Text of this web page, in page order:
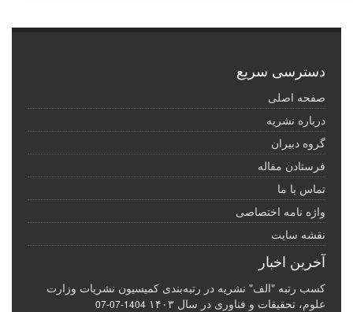
دسترسی سریع
صفحه اصلی
درباره نشریه
گروه دبیران
فرستادن مقاله
تماس با ما
واژه نامه اختصاصی
نقشه سایت
آخرین اخبار
کسب رتبه "الف" نشریه در رتبه‌بندی کمیسیون نشریات وزارت
علوم، تحقیقات و فناوری در سال ۱۴۰۳
1404-07-07